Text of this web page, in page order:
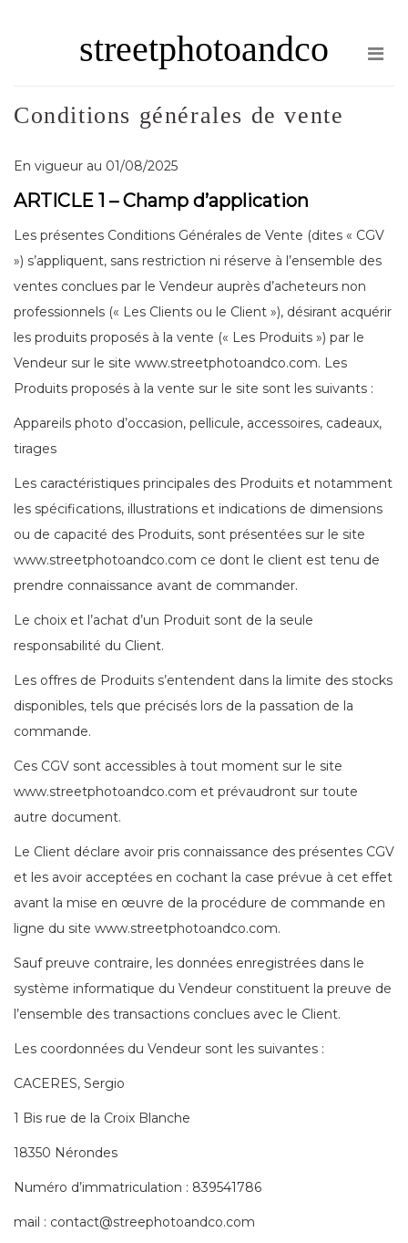
streetphotoandco
Conditions générales de vente
En vigueur au 01/08/2025
ARTICLE 1 – Champ d’application
Les présentes Conditions Générales de Vente (dites « CGV
») s’appliquent, sans restriction ni réserve à l’ensemble des
ventes conclues par le Vendeur auprès d’acheteurs non
professionnels (« Les Clients ou le Client »), désirant acquérir
les produits proposés à la vente (« Les Produits ») par le
Vendeur sur le site www.streetphotoandco.com . Les
Produits proposés à la vente sur le site sont les suivants :
Appareils photo d’occasion, pellicule, accessoires, cadeaux,
tirages
Les caractéristiques principales des Produits et notamment
les spécifications, illustrations et indications de dimensions
ou de capacité des Produits, sont présentées sur le site
www.streetphotoandco.com ce dont le client est tenu de
prendre connaissance avant de commander.
Le choix et l’achat d’un Produit sont de la seule
responsabilité du Client.
Les offres de Produits s’entendent dans la limite des stocks
disponibles, tels que précisés lors de la passation de la
commande.
Ces CGV sont accessibles à tout moment sur le site
www.streetphotoandco.com et prévaudront sur toute
autre document.
Le Client déclare avoir pris connaissance des présentes CGV
et les avoir acceptées en cochant la case prévue à cet effet
avant la mise en œuvre de la procédure de commande en
ligne du site www.streetphotoandco.com .
Sauf preuve contraire, les données enregistrées dans le
système informatique du Vendeur constituent la preuve de
l’ensemble des transactions conclues avec le Client.
Les coordonnées du Vendeur sont les suivantes :
CACERES, Sergio
1 Bis rue de la Croix Blanche
18350 Nérondes
Numéro d’immatriculation : 839541786
mail : contact@streephotoandco.com